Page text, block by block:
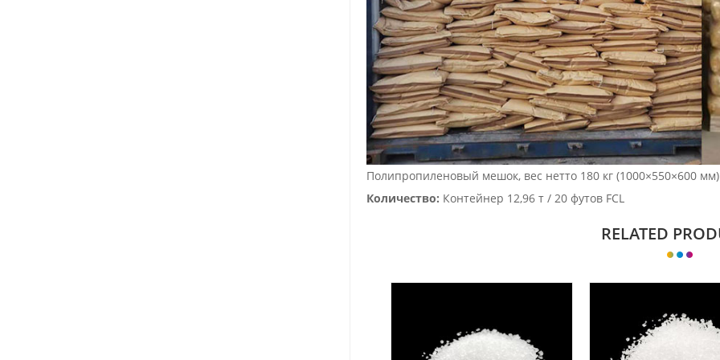
Полипропиленовый мешок, вес нетто 180 кг (1000×550×600 мм)
Количество: Контейнер 12,96 т / 20 футов FCL
RELATED